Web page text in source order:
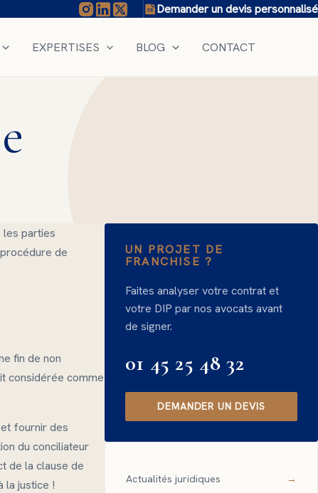
Demander un devis personnalisé
EXPERTISES BLOG CONTACT
les parties
de
fin de non
considérée comme
fournir des
du conciliateur
de la clause de
la justice !
UN PROJET DE
FRANCHISE ?
Faites analyser votre contrat et
votre DIP par nos avocats avant
de signer.
01 45 25 48 32
DEMANDER UN DEVIS
Actualités juridiques